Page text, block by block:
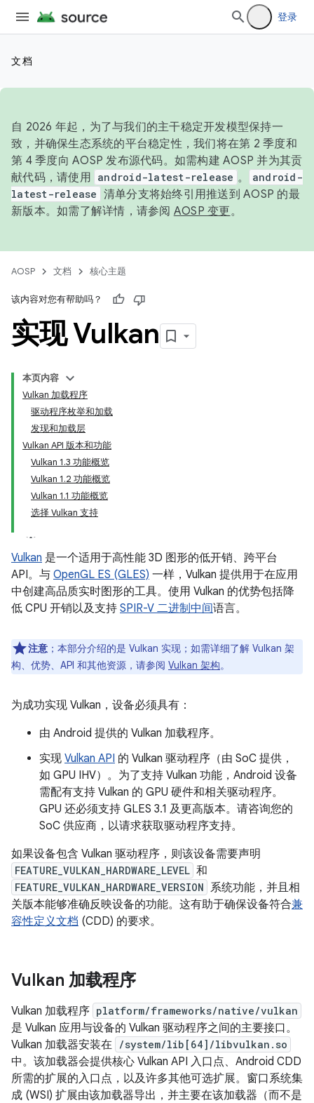
登录
文档
自 2026 年起，为了与我们的主干稳定开发模型保持一
致，并确保生态系统的平台稳定性，我们将在第 2 季度和
第 4 季度向 AOSP 发布源代码。如需构建 AOSP 并为其贡
献代码，请使用 android-latest-release 。
android-
latest-release 清单分支将始终引用推送到 AOSP 的最
新版本。如需了解详情，请参阅 AOSP 变更。
AOSP 文档 核心主题
该内容对您有帮助吗？
实现 Vulkan
本页内容
Vulkan 加载程序
驱动程序枚举和加载
发现和加载层
Vulkan API 版本和功能
Vulkan 1.3 功能概览
Vulkan 1.2 功能概览
Vulkan 1.1 功能概览
选择 Vulkan 支持
Vulkan 是一个适用于高性能 3D 图形的低开销、跨平台
API。与 OpenGL ES (GLES) 一样，Vulkan 提供用于在应用
中创建高品质实时图形的工具。使用 Vulkan 的优势包括降
低 CPU 开销以及支持 SPIR-V 二进制中间语言。
注意 ；本部分介绍的是 Vulkan 实现；如需详细了解 Vulkan 架
构、优势、API 和其他资源，请参阅 Vulkan 架构。
为成功实现 Vulkan，设备必须具有：
由 Android 提供的 Vulkan 加载程序。
实现 Vulkan API 的 Vulkan 驱动程序（由 SoC 提供，
如 GPU IHV）。为了支持 Vulkan 功能，Android 设备
需配有支持 Vulkan 的 GPU 硬件和相关驱动程序。
GPU 还必须支持 GLES 3.1 及更高版本。请咨询您的
SoC 供应商，以请求获取驱动程序支持。
如果设备包含 Vulkan 驱动程序，则该设备需要声明
FEATURE_VULKAN_HARDWARE_LEVEL 和
FEATURE_VULKAN_HARDWARE_VERSION 系统功能，并且相
关版本能够准确反映设备的功能。这有助于确保设备符合兼
容性定义文档 (CDD) 的要求。
Vulkan 加载程序
Vulkan 加载程序 platform/frameworks/native/vulkan
是 Vulkan 应用与设备的 Vulkan 驱动程序之间的主要接口。
Vulkan 加载器安装在 /system/lib[64]/libvulkan.so
中。该加载器会提供核心 Vulkan API 入口点、Android CDD
所需的扩展的入口点，以及许多其他可选扩展。窗口系统集
成 (WSI) 扩展由该加载器导出，并主要在该加载器（而不是